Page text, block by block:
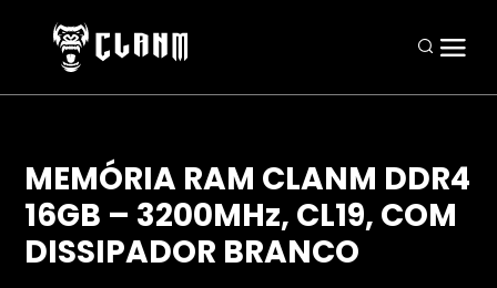
Periféricos
Mouses
MEMÓRIA RAM CLANM DDR4
16GB – 3200MHz, CL19, COM
DISSIPADOR BRANCO